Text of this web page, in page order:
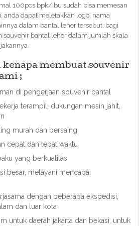
100pcs bpk/ibu sudah bisa memesan
anda dapat meletakkan logo, nama
dalam bantal leher tersebut. bagi
bantal leher dalam jumlah skala
kenapa membuat souvenir
;
di pengerjaan souvenir bantal
terampil, dukungan mesin jahit,
murah dan bersaing
cepat dan tepat waktu
yang berkualitas
besar, melayani mencapai
dengan beberapa ekspedisi,
dan luar kota
untuk daerah jakarta dan bekasi, untuk